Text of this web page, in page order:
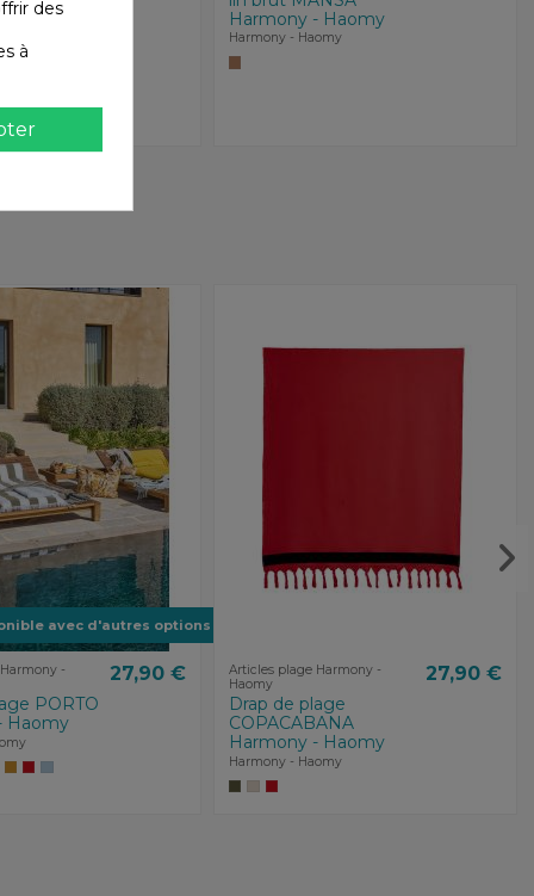
taies
-
Harmony - Haomy
Harmony - Haomy
avec d'autres options
-
PORTO
Haomy
27,90 €
Articles plage Harmony -
Haomy
Drap de plage
COPACABANA
Harmony - Haomy
Harmony - Haomy
27,90 €
des
à